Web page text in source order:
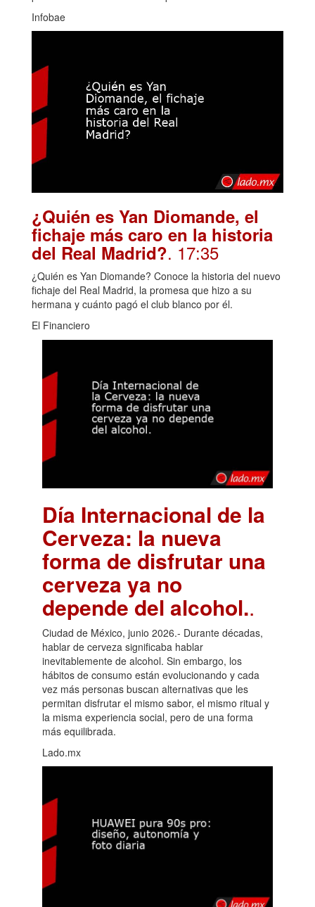
Infobae
¿Quién es Yan Diomande, el
fichaje más caro en la historia
del Real Madrid?. 17:35
¿Quién es Yan Diomande? Conoce la historia del nuevo
fichaje del Real Madrid, la promesa que hizo a su
hermana y cuánto pagó el club blanco por él.
El Financiero
Día Internacional de la
Cerveza: la nueva
forma de disfrutar una
cerveza ya no
depende del alcohol..
Ciudad de México, junio 2026.- Durante décadas,
hablar de cerveza significaba hablar
inevitablemente de alcohol. Sin embargo, los
hábitos de consumo están evolucionando y cada
vez más personas buscan alternativas que les
permitan disfrutar el mismo sabor, el mismo ritual y
la misma experiencia social, pero de una forma
más equilibrada.
Lado.mx